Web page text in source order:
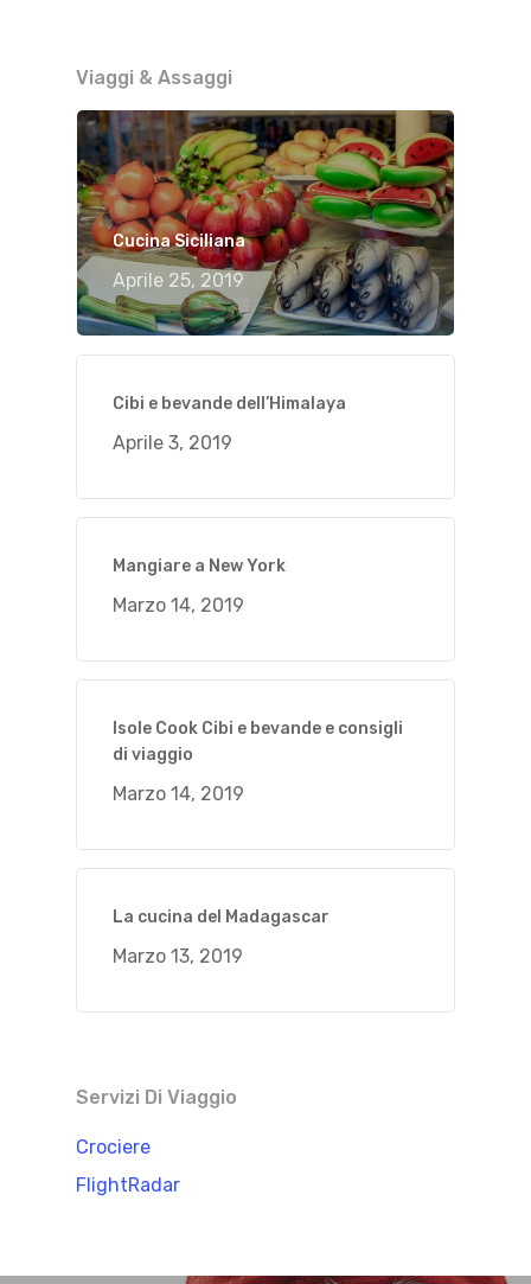
Viaggi & Assaggi
Cucina Siciliana
Aprile 25, 2019
Cibi e bevande dell’Himalaya
Aprile 3, 2019
Mangiare a New York
Marzo 14, 2019
Isole Cook Cibi e bevande e consigli
di viaggio
Marzo 14, 2019
La cucina del Madagascar
Marzo 13, 2019
Servizi Di Viaggio
Crociere
FlightRadar